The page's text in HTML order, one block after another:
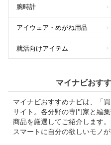
腕時計
アイウェア・めがね用品
就活向けアイテム
マイナビおす
マイナビおすすめナビは、「
サイト。各分野の専門家と編
商品を厳選してご紹介します
スマートに自分の欲しいモノが